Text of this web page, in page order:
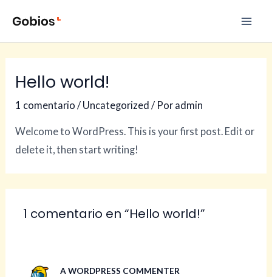
contenido
Hello world!
1 comentario / Uncategorized / Por admin
Welcome to WordPress. This is your first post. Edit or
delete it, then start writing!
1 comentario en “Hello world!”
A WORDPRESS COMMENTER